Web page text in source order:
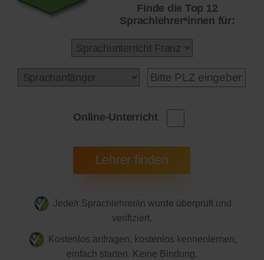
Finde die Top 12
Sprachlehrer*innen für:
Online-Unterricht
Jede/r Sprachlehrer/in wurde überprüft und
verifiziert.
Kostenlos anfragen, kostenlos kennenlernen,
einfach starten. Keine Bindung.